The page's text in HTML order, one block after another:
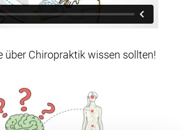
über Chiropraktik wissen sollten!